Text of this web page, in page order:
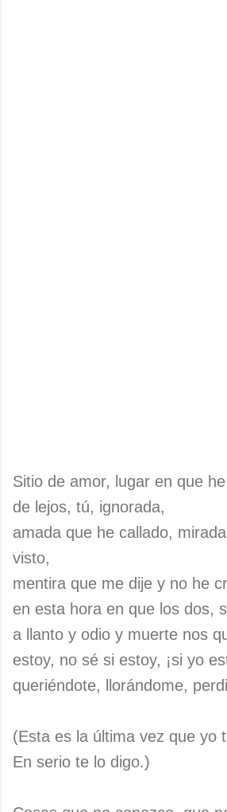
Sitio de amor, lugar en que
de lejos, tú, ignorada,
amada que he callado,
visto,
mentira que me dije y no he
en esta hora en que los dos,
a llanto y odio y muerte nos
estoy, no sé si estoy, ¡si yo
queriéndote, llorándome,
(Esta es la última vez que yo
En serio te lo digo.)